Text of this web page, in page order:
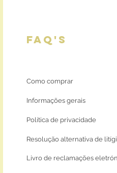
FAQ'S
Como comprar
Informações gerais
Política de privacidade
Resolução alternativa de
Livro de reclamações